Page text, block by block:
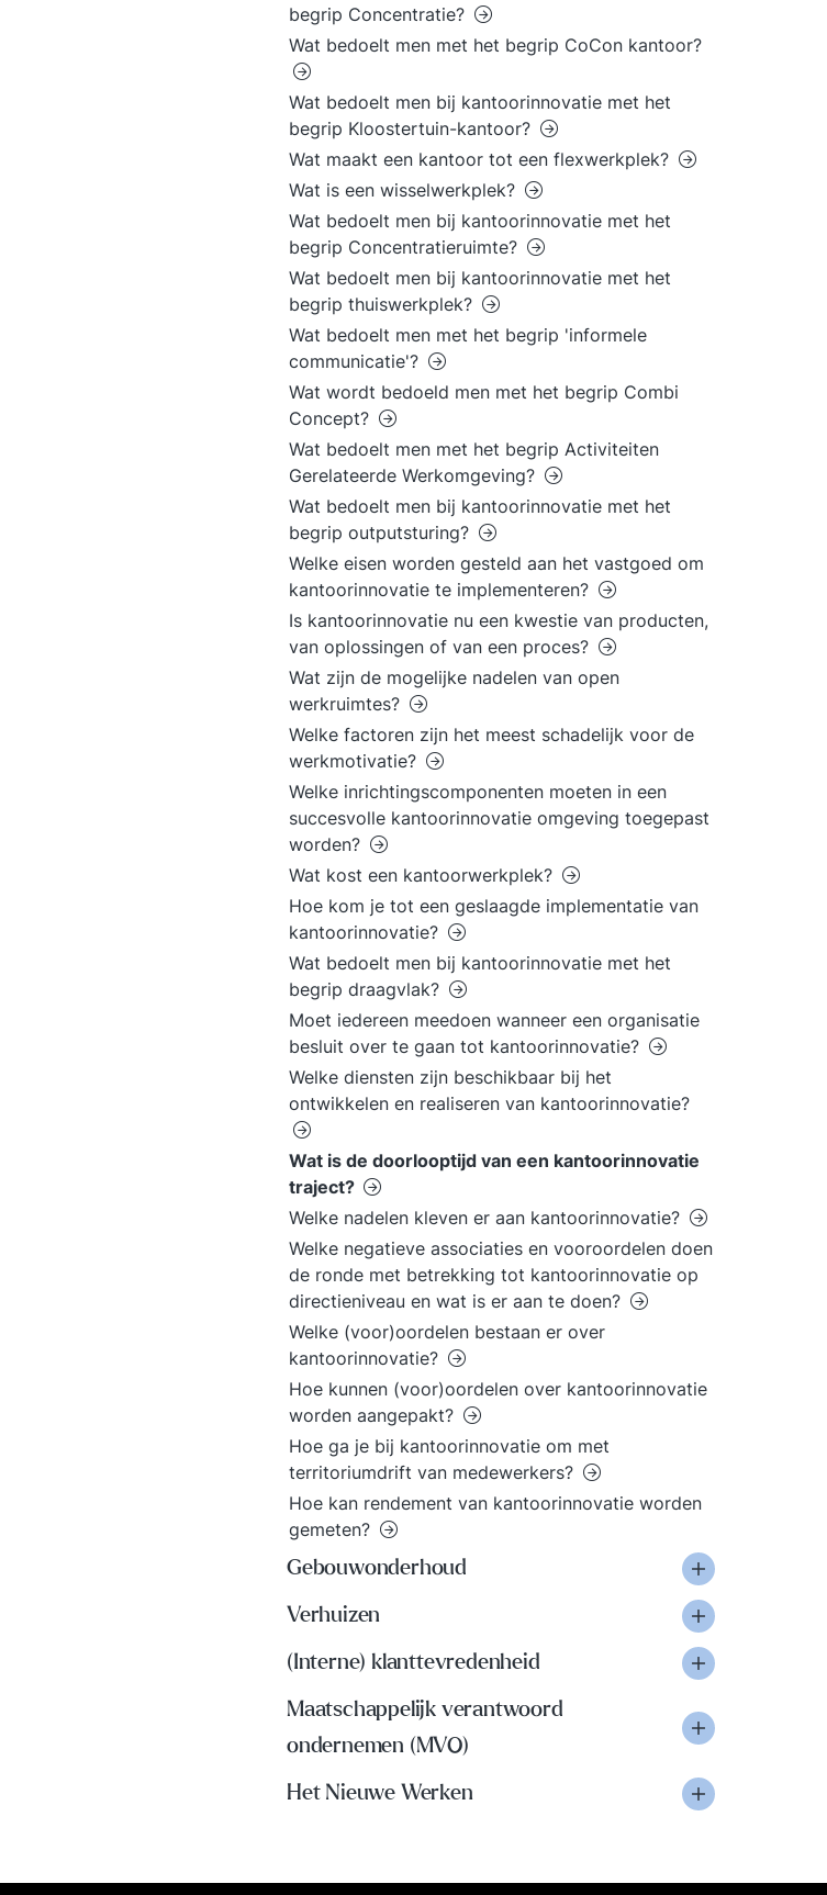
begrip Concentratie?
Wat bedoelt men met het begrip CoCon kantoor?
Wat bedoelt men bij kantoorinnovatie met het
begrip Kloostertuin-kantoor?
Wat maakt een kantoor tot een flexwerkplek?
Wat is een wisselwerkplek?
Wat bedoelt men bij kantoorinnovatie met het
begrip Concentratieruimte?
Wat bedoelt men bij kantoorinnovatie met het
begrip thuiswerkplek?
Wat bedoelt men met het begrip 'informele
communicatie'?
Wat wordt bedoeld men met het begrip Combi
Concept?
Wat bedoelt men met het begrip Activiteiten
Gerelateerde Werkomgeving?
Wat bedoelt men bij kantoorinnovatie met het
begrip outputsturing?
Welke eisen worden gesteld aan het vastgoed om
kantoorinnovatie te implementeren?
Is kantoorinnovatie nu een kwestie van producten,
van oplossingen of van een proces?
Wat zijn de mogelijke nadelen van open
werkruimtes?
Welke factoren zijn het meest schadelijk voor de
werkmotivatie?
Welke inrichtingscomponenten moeten in een
succesvolle kantoorinnovatie omgeving toegepast
worden?
Wat kost een kantoorwerkplek?
Hoe kom je tot een geslaagde implementatie van
kantoorinnovatie?
Wat bedoelt men bij kantoorinnovatie met het
begrip draagvlak?
Moet iedereen meedoen wanneer een organisatie
besluit over te gaan tot kantoorinnovatie?
Welke diensten zijn beschikbaar bij het
ontwikkelen en realiseren van kantoorinnovatie?
Wat is de doorlooptijd van een kantoorinnovatie
traject?
Welke nadelen kleven er aan kantoorinnovatie?
Welke negatieve associaties en vooroordelen doen
de ronde met betrekking tot kantoorinnovatie op
directieniveau en wat is er aan te doen?
Welke (voor)oordelen bestaan er over
kantoorinnovatie?
Hoe kunnen (voor)oordelen over kantoorinnovatie
worden aangepakt?
Hoe ga je bij kantoorinnovatie om met
territoriumdrift van medewerkers?
Hoe kan rendement van kantoorinnovatie worden
gemeten?
Gebouwonderhoud
Verhuizen
(Interne) klanttevredenheid
Maatschappelijk verantwoord
ondernemen (MVO)
Het Nieuwe Werken